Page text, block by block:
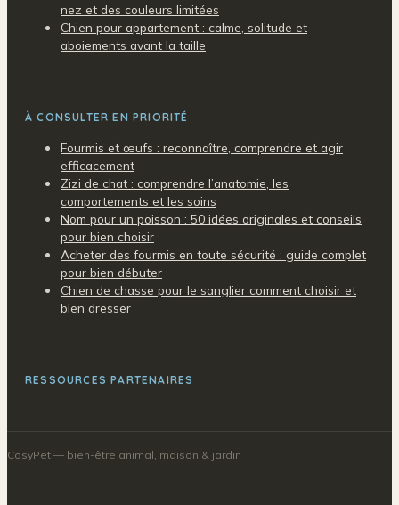
nez et des couleurs limitées
Chien pour appartement : calme, solitude et
aboiements avant la taille
À CONSULTER EN PRIORITÉ
Fourmis et œufs : reconnaître, comprendre et agir
efficacement
Zizi de chat : comprendre l’anatomie, les
comportements et les soins
Nom pour un poisson : 50 idées originales et conseils
pour bien choisir
Acheter des fourmis en toute sécurité : guide complet
pour bien débuter
Chien de chasse pour le sanglier comment choisir et
bien dresser
RESSOURCES PARTENAIRES
CosyPet — bien-être animal, maison & jardin